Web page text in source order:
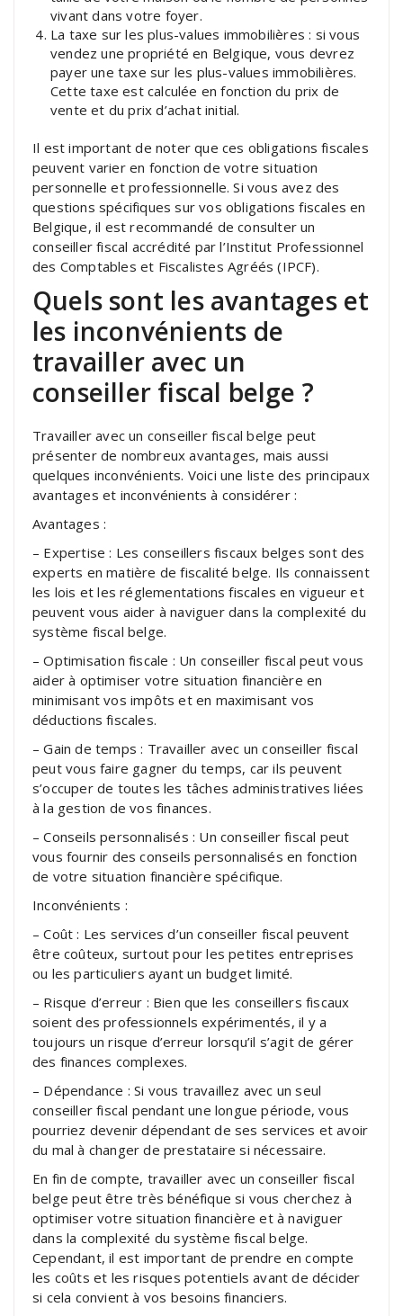
vivant dans votre foyer.
La taxe sur les plus-values immobilières : si vous
vendez une propriété en Belgique, vous devrez
payer une taxe sur les plus-values immobilières.
Cette taxe est calculée en fonction du prix de
vente et du prix d’achat initial.
Il est important de noter que ces obligations fiscales
peuvent varier en fonction de votre situation
personnelle et professionnelle. Si vous avez des
questions spécifiques sur vos obligations fiscales en
Belgique, il est recommandé de consulter un
conseiller fiscal accrédité par l’Institut Professionnel
des Comptables et Fiscalistes Agréés (IPCF).
Quels sont les avantages et
les inconvénients de
travailler avec un
conseiller fiscal belge ?
Travailler avec un conseiller fiscal belge peut
présenter de nombreux avantages, mais aussi
quelques inconvénients. Voici une liste des principaux
avantages et inconvénients à considérer :
Avantages :
– Expertise : Les conseillers fiscaux belges sont des
experts en matière de fiscalité belge. Ils connaissent
les lois et les réglementations fiscales en vigueur et
peuvent vous aider à naviguer dans la complexité du
système fiscal belge.
– Optimisation fiscale : Un conseiller fiscal peut vous
aider à optimiser votre situation financière en
minimisant vos impôts et en maximisant vos
déductions fiscales.
– Gain de temps : Travailler avec un conseiller fiscal
peut vous faire gagner du temps, car ils peuvent
s’occuper de toutes les tâches administratives liées
à la gestion de vos finances.
– Conseils personnalisés : Un conseiller fiscal peut
vous fournir des conseils personnalisés en fonction
de votre situation financière spécifique.
Inconvénients :
– Coût : Les services d’un conseiller fiscal peuvent
être coûteux, surtout pour les petites entreprises
ou les particuliers ayant un budget limité.
– Risque d’erreur : Bien que les conseillers fiscaux
soient des professionnels expérimentés, il y a
toujours un risque d’erreur lorsqu’il s’agit de gérer
des finances complexes.
– Dépendance : Si vous travaillez avec un seul
conseiller fiscal pendant une longue période, vous
pourriez devenir dépendant de ses services et avoir
du mal à changer de prestataire si nécessaire.
En fin de compte, travailler avec un conseiller fiscal
belge peut être très bénéfique si vous cherchez à
optimiser votre situation financière et à naviguer
dans la complexité du système fiscal belge.
Cependant, il est important de prendre en compte
les coûts et les risques potentiels avant de décider
si cela convient à vos besoins financiers.